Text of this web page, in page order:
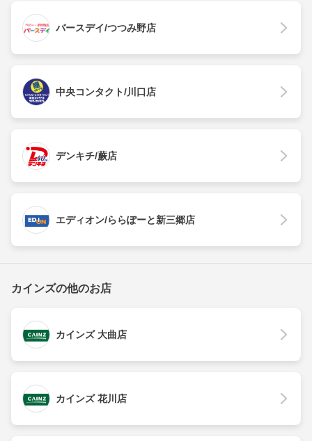
バースデイ/つつみ野店
中央コンタクト/川口店
デンキチ/蕨店
エディオン/ららぽーと新三郷店
カインズの他のお店
カインズ 大曲店
カインズ 花川店